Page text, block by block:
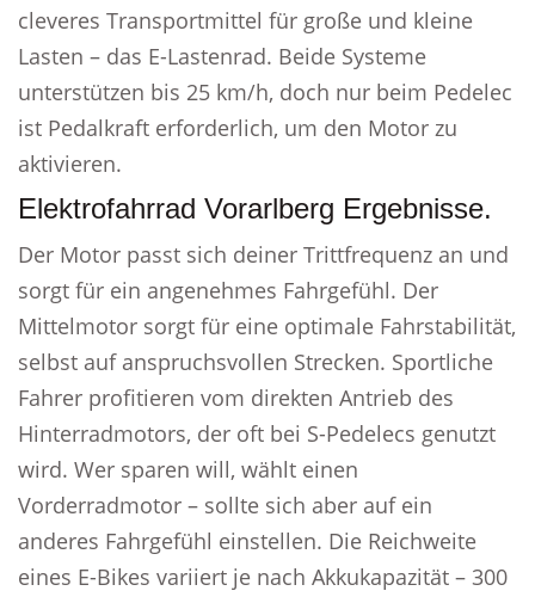
cleveres Transportmittel für große und kleine
Lasten – das E-Lastenrad. Beide Systeme
unterstützen bis 25 km/h, doch nur beim Pedelec
ist Pedalkraft erforderlich, um den Motor zu
aktivieren.
Elektrofahrrad Vorarlberg Ergebnisse.
Der Motor passt sich deiner Trittfrequenz an und
sorgt für ein angenehmes Fahrgefühl. Der
Mittelmotor sorgt für eine optimale Fahrstabilität,
selbst auf anspruchsvollen Strecken. Sportliche
Fahrer profitieren vom direkten Antrieb des
Hinterradmotors, der oft bei S-Pedelecs genutzt
wird. Wer sparen will, wählt einen
Vorderradmotor – sollte sich aber auf ein
anderes Fahrgefühl einstellen. Die Reichweite
eines E-Bikes variiert je nach Akkukapazität – 300